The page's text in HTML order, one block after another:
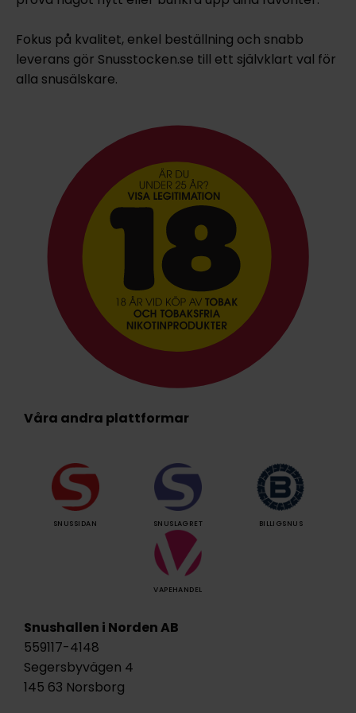
Fokus på kvalitet, enkel beställning och snabb
leverans gör Snusstocken.se till ett självklart val för
alla snusälskare.
Våra andra plattformar
SNUSSIDAN SNUSLAGRET BILLIGSNUS
VAPEHANDEL
Snushallen i Norden AB
559117-4148
Segersbyvägen 4
145 63 Norsborg